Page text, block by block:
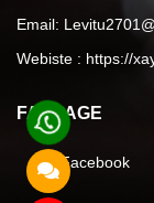
Email:
Webiste : https://
FANPAGE
Facebook